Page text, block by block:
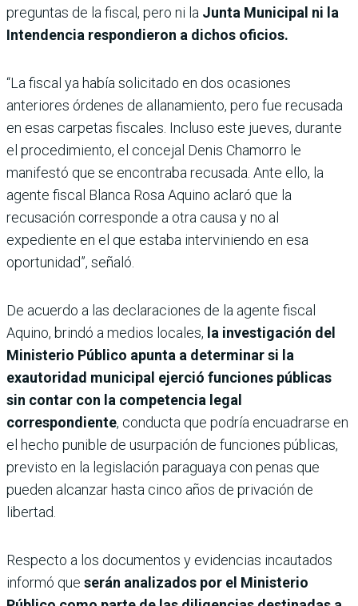
preguntas de la fiscal, pero ni la Junta Municipal ni la
Intendencia respondieron a dichos oficios.
“La fiscal ya había solicitado en dos ocasiones
anteriores órdenes de allanamiento, pero fue recusada
en esas carpetas fiscales. Incluso este jueves, durante
el procedimiento, el concejal Denis Chamorro le
manifestó que se encontraba recusada. Ante ello, la
agente fiscal Blanca Rosa Aquino aclaró que la
recusación corresponde a otra causa y no al
expediente en el que estaba interviniendo en esa
oportunidad”, señaló.
De acuerdo a las declaraciones de la agente fiscal
Aquino, brindó a medios locales, la investigación del
Ministerio Público apunta a determinar si la
exautoridad municipal ejerció funciones públicas
sin contar con la competencia legal
correspondiente, conducta que podría encuadrarse en
el hecho punible de usurpación de funciones públicas,
previsto en la legislación paraguaya con penas que
pueden alcanzar hasta cinco años de privación de
libertad.
Respecto a los documentos y evidencias incautados
informó que serán analizados por el Ministerio